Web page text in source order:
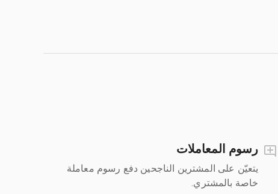
رسوم المعاملات
يتعيّن على المشترين الناجحين دفع رسوم معاملة
خاصة بالمشتري.